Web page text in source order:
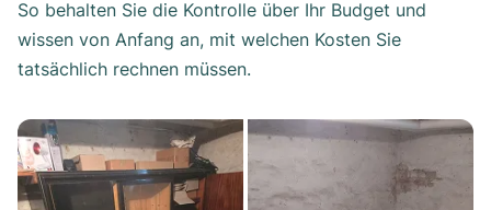
So behalten Sie die Kontrolle über Ihr Budget und
wissen von Anfang an, mit welchen Kosten Sie
tatsächlich rechnen müssen.